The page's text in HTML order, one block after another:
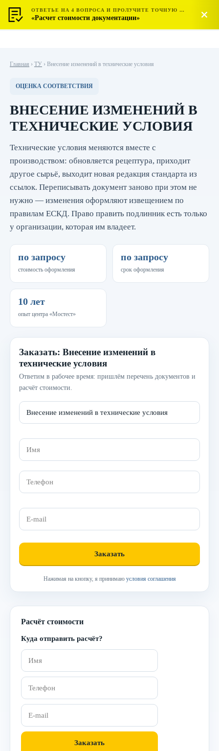
МОСТЕСТ
ЦЕНТР СЕРТИФИКАЦИИ
Главная › ТУ › Внесение изменений в технические условия
ОЦЕНКА СООТВЕТСТВИЯ
ВНЕСЕНИЕ ИЗМЕНЕНИЙ В
ТЕХНИЧЕСКИЕ УСЛОВИЯ
Технические условия меняются вместе с
производством: обновляется рецептура, приходит
другое сырьё, выходит новая редакция стандарта из
ссылок. Переписывать документ заново при этом не
нужно — изменения оформляют извещением по
правилам ЕСКД. Право править подлинник есть только
у организации, которая им владеет.
по запросу
стоимость оформления
по запросу
срок оформления
10 лет
опыт центра «Мостест»
Заказать: Внесение изменений в
технические условия
Ответим в рабочее время: пришлём перечень документов и
расчёт стоимости.
Нажимая на кнопку, я принимаю условия соглашения
Расчёт стоимости
Куда отправить расчёт?
ОТВЕТЬЕ НА 4 ВОПРОСА И ПРОЛУЧИТЕ ТОЧНУЮ СТОИМОСТЬ
«Расчет стоимости документации»